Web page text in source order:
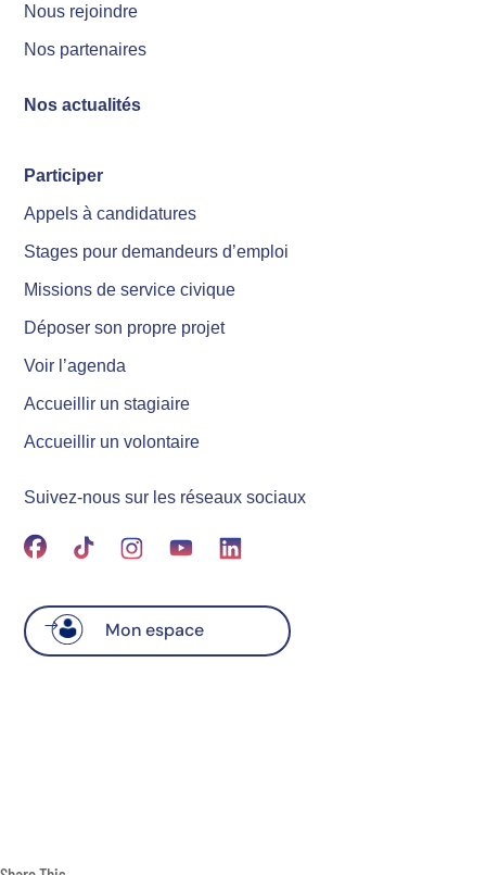
Nous rejoindre
Nos partenaires
Nos actualités
Participer
Appels à candidatures
Stages pour demandeurs d’emploi
Missions de service civique
Déposer son propre projet
Voir l’agenda
Accueillir un stagiaire
Accueillir un volontaire
Suivez-nous sur les réseaux sociaux
Mon espace